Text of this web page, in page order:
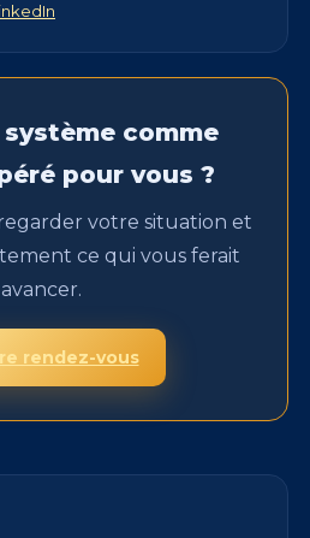
comme
pour vous ?
votre situation et
ce qui vous ferait
avancer.
rendez-vous